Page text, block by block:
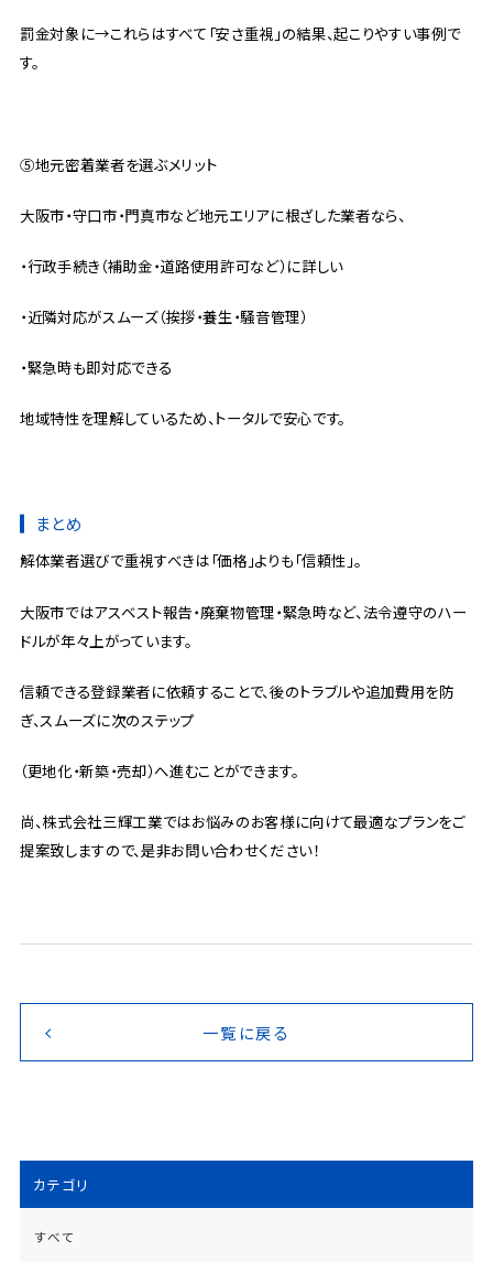
罰金対象に→これらはすべて「安さ重視」の結果、起こりやすい事例で
す。
⑤地元密着業者を選ぶメリット
大阪市・守口市・門真市など地元エリアに根ざした業者なら、
・行政手続き（補助金・道路使用許可など）に詳しい
・近隣対応がスムーズ（挨拶・養生・騒音管理）
・緊急時も即対応できる
地域特性を理解しているため、トータルで安心です。
まとめ
解体業者選びで重視すべきは「価格」よりも「信頼性」。
大阪市ではアスベスト報告・廃棄物管理・緊急時など、法令遵守のハー
ドルが年々上がっています。
信頼できる登録業者に依頼することで、後のトラブルや追加費用を防
ぎ、スムーズに次のステップ
（更地化・新築・売却）へ進むことができます。
尚、株式会社三輝工業ではお悩みのお客様に向けて最適なプランをご
提案致しますので、是非お問い合わせください！
一覧に戻る
カテゴリ
すべて